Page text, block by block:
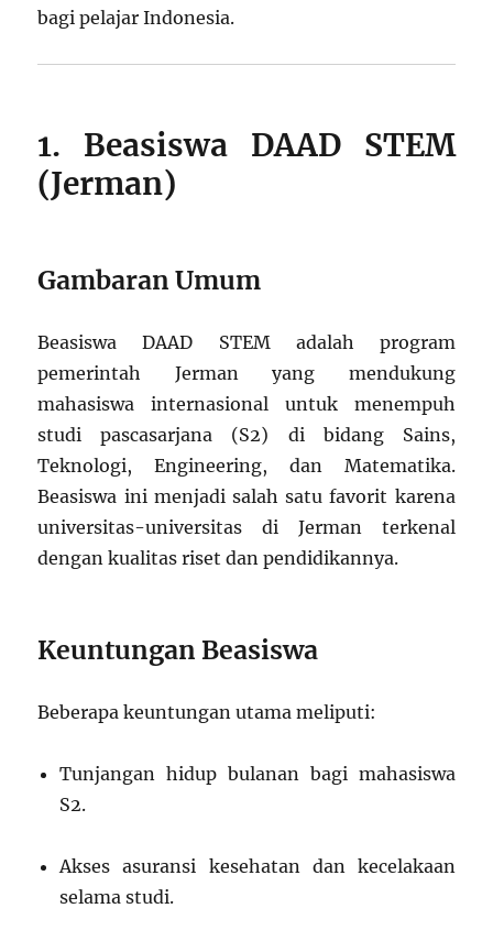
bagi pelajar Indonesia.
1. Beasiswa DAAD STEM
(Jerman)
Gambaran Umum
Beasiswa DAAD STEM adalah program
pemerintah Jerman yang mendukung
mahasiswa internasional untuk menempuh
studi pascasarjana (S2) di bidang Sains,
Teknologi, Engineering, dan Matematika.
Beasiswa ini menjadi salah satu favorit karena
universitas-universitas di Jerman terkenal
dengan kualitas riset dan pendidikannya.
Keuntungan Beasiswa
Beberapa keuntungan utama meliputi:
Tunjangan hidup bulanan bagi mahasiswa
S2.
Akses asuransi kesehatan dan kecelakaan
selama studi.